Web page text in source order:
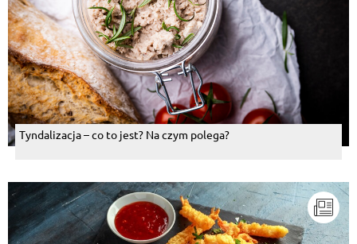
Tyndalizacja – co to jest? Na czym polega?